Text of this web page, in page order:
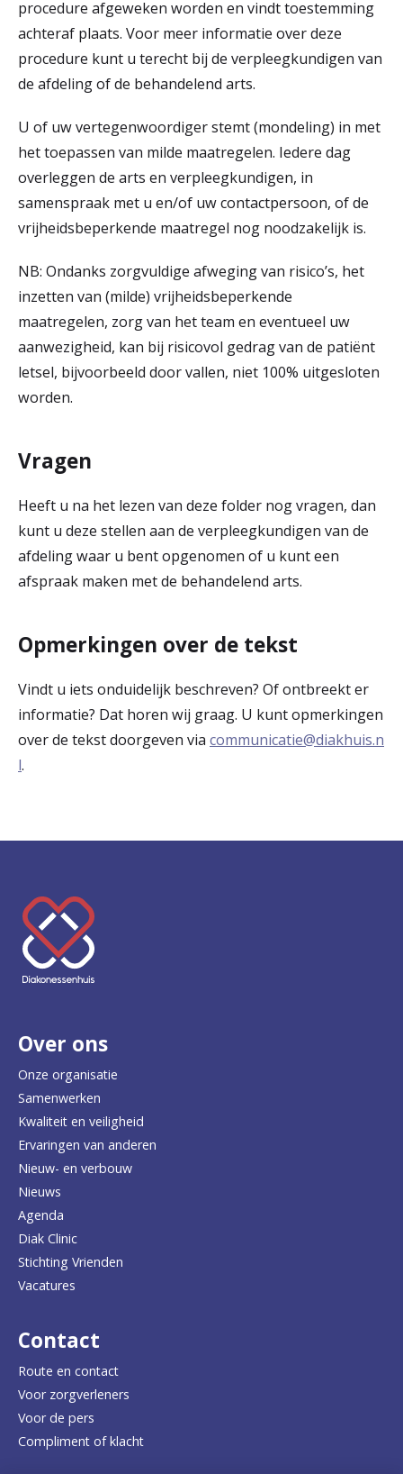
procedure afgeweken worden en vindt toestemming
achteraf plaats. Voor meer informatie over deze
procedure kunt u terecht bij de verpleegkundigen van
de afdeling of de behandelend arts.
U of uw vertegenwoordiger stemt (mondeling) in met
het toepassen van milde maatregelen. Iedere dag
overleggen de arts en verpleegkundigen, in
samenspraak met u en/of uw contactpersoon, of de
vrijheidsbeperkende maatregel nog noodzakelijk is.
NB: Ondanks zorgvuldige afweging van risico’s, het
inzetten van (milde) vrijheidsbeperkende
maatregelen, zorg van het team en eventueel uw
aanwezigheid, kan bij risicovol gedrag van de patiënt
letsel, bijvoorbeeld door vallen, niet 100% uitgesloten
worden.
Vragen
Heeft u na het lezen van deze folder nog vragen, dan
kunt u deze stellen aan de verpleegkundigen van de
afdeling waar u bent opgenomen of u kunt een
afspraak maken met de behandelend arts.
Opmerkingen over de tekst
Vindt u iets onduidelijk beschreven? Of ontbreekt er
informatie? Dat horen wij graag. U kunt opmerkingen
over de tekst doorgeven via communicatie@diakhuis.n
l.
K
e
e
t
e
r
u
g
n
a
a
d
e
h
o
Over ons
Onze organisatie
Samenwerken
Kwaliteit en veiligheid
Ervaringen van anderen
Nieuw- en verbouw
Nieuws
Agenda
Diak Clinic
Stichting Vrienden
Vacatures
Contact
Route en contact
Voor zorgverleners
Voor de pers
Compliment of klacht